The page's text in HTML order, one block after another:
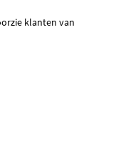
klanten van